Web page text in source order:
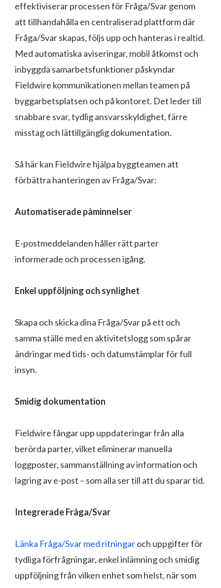
effektiviserar processen för Fråga/Svar genom
att tillhandahålla en centraliserad plattform där
Fråga/Svar skapas, följs upp och hanteras i realtid.
Med automatiska aviseringar, mobil åtkomst och
inbyggda samarbetsfunktioner påskyndar
Fieldwire kommunikationen mellan teamen på
byggarbetsplatsen och på kontoret. Det leder till
snabbare svar, tydlig ansvarsskyldighet, färre
misstag och lättillgänglig dokumentation.
Så här kan Fieldwire hjälpa byggteamen att
förbättra hanteringen av Fråga/Svar:
Automatiserade påminnelser
E-postmeddelanden håller rätt parter
informerade och processen igång.
Enkel uppföljning och synlighet
Skapa och skicka dina Fråga/Svar på ett och
samma ställe med en aktivitetslogg som spårar
ändringar med tids- och datumstämplar för full
insyn.
Smidig dokumentation
Fieldwire fångar upp uppdateringar från alla
berörda parter, vilket eliminerar manuella
loggposter, sammanställning av information och
lagring av e-post – som alla ser till att du sparar tid.
Integrerade Fråga/Svar
Länka Fråga/Svar med ritningaroch uppgifter för
tydliga förfrågningar, enkel inlämning och smidig
uppföljning från vilken enhet som helst, när som